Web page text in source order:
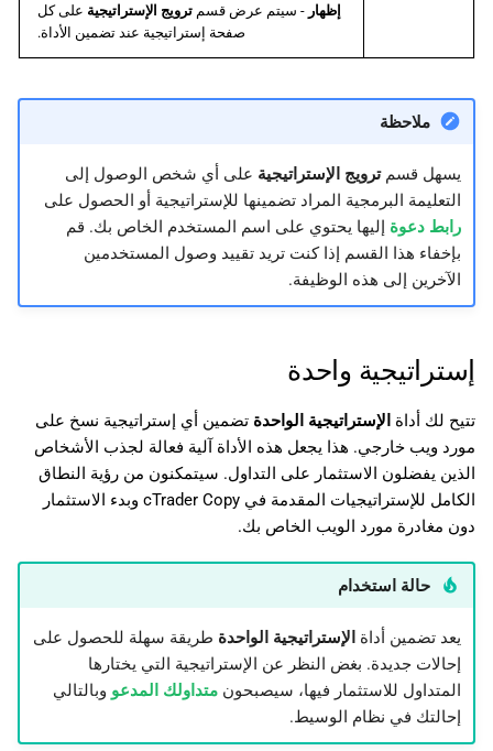
إظهار - سيتم عرض قسم ترويج الإستراتيجية على كل
صفحة إستراتيجية عند تضمين الأداة.
ملاحظة
يسهل قسمترويج الإستراتيجية على أي شخص الوصول إلى
التعليمة البرمجية المراد تضمينها للإستراتيجية أو الحصول على
رابط دعوة إليها يحتوي على اسم المستخدم الخاص بك. قم
بإخفاء هذا القسم إذا كنت تريد تقييد وصول المستخدمين
الآخرين إلى هذه الوظيفة.
إستراتيجية واحدة
تتيح لك أداة الإستراتيجية الواحدة تضمين أي إستراتيجية نسخ على
مورد ويب خارجي. هذا يجعل هذه الأداة آلية فعالة لجذب الأشخاص
الذين يفضلون الاستثمار على التداول. سيتمكنون من رؤية النطاق
الكامل للإستراتيجيات المقدمة في cTrader Copy وبدء الاستثمار
دون مغادرة مورد الويب الخاص بك.
حالة استخدام
يعد تضمين أداة الإستراتيجية الواحدة طريقة سهلة للحصول على
إحالات جديدة. بغض النظر عن الإستراتيجية التي يختارها
المتداول للاستثمار فيها، سيصبحونمتداولك المدعو وبالتالي
إحالتك في نظام الوسيط.